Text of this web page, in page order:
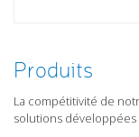
Produits
La compétitivité de
solutions